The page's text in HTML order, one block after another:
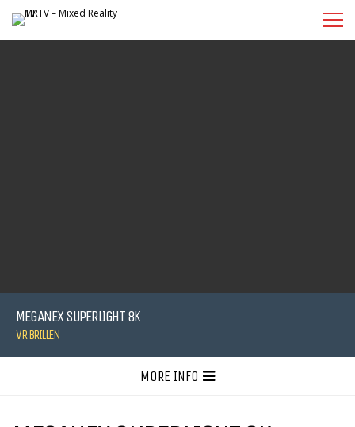
MEGANEX SUPERLIGHT 8K
VR BRILLEN
MORE INFO